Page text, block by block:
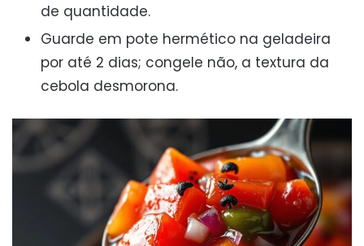
de quantidade.
Guarde em pote hermético na geladeira
por até 2 dias; congele não, a textura da
cebola desmorona.